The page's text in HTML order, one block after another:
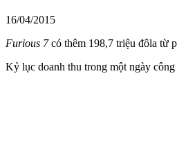
16/04/2015
Furious 7có thêm 198,7 triệu đôla từ
Kỷ lục doanh thu trong một ngày